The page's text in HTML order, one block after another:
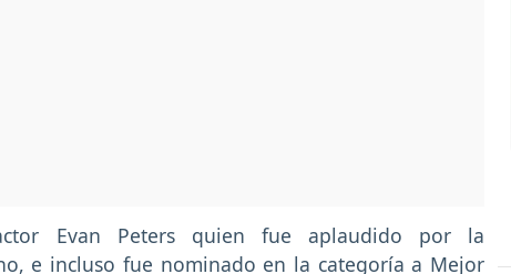
Evan Peters quien fue aplaudido por la
e incluso fue nominado en la categoría a Mejor